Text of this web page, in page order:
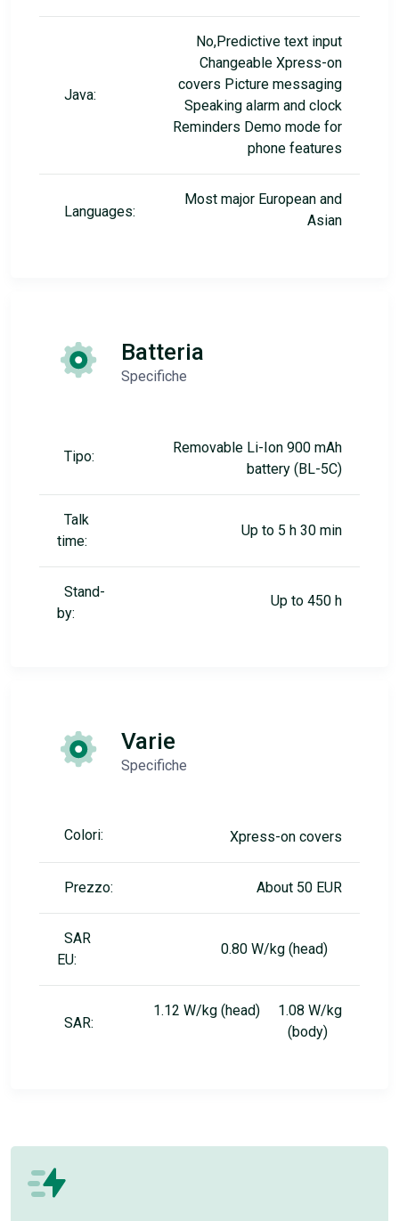
Java:
No,Predictive text input
Changeable Xpress-on
covers Picture messaging
Speaking alarm and clock
Reminders Demo mode for
phone features
Languages:
Most major European and
Asian
Batteria
Specifiche
Tipo:
Removable Li-Ion 900 mAh
battery (BL-5C)
Talk
time:
Up to 5 h 30 min
Stand-
by:
Up to 450 h
Varie
Specifiche
Colori: Xpress-on covers
Prezzo: About 50 EUR
SAR
EU:
0.80 W/kg (head)
SAR:
1.12 W/kg (head) 1.08 W/kg
(body)